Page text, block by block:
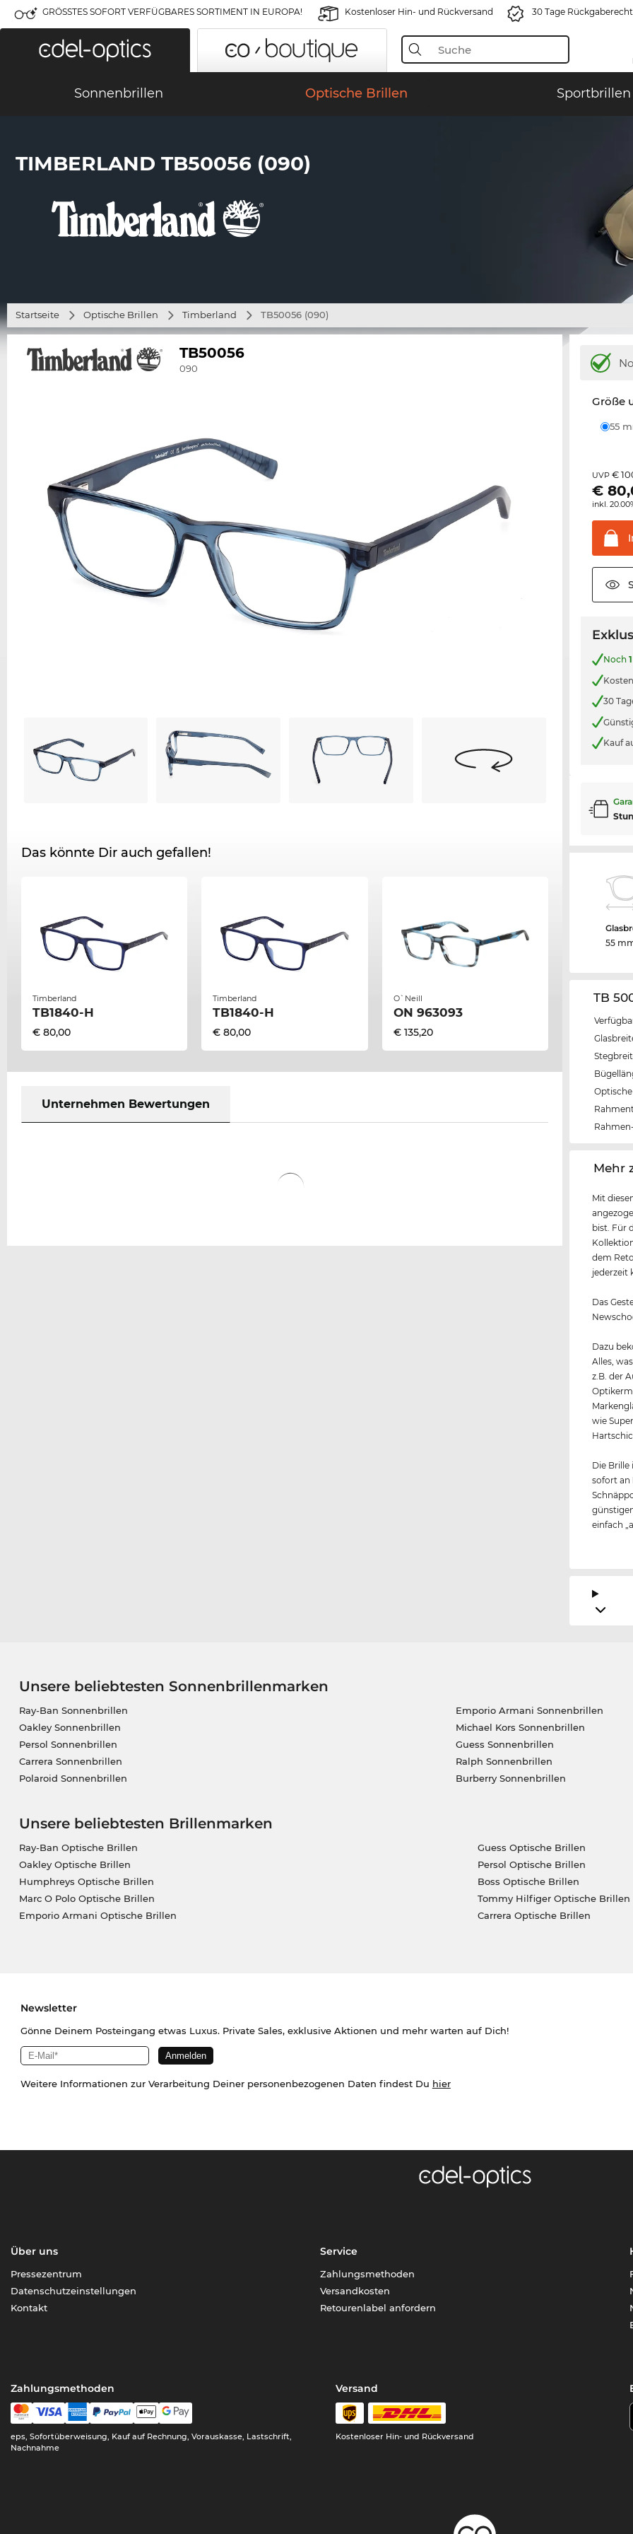
GRÖSSTES SOFORT VERFÜGBARES SORTIMENT IN EUROPA! Kostenloser Hin- und Rückversand 30 Tage Rückgaberecht
Sonnenbrillen Optische Brillen Sportbrillen
TIMBERLAND TB50056 (090)
Startseite Optische Brillen Timberland TB50056 (090)
TB50056
090
Das könnte Dir auch gefallen!
Timberland
TB1840-H
€ 80,00
Timberland
TB1840-H
€ 80,00
O`Neill
ON 963093
€ 135,20
Unternehmen Bewertungen
Größe
55
UVP€
€
inkl.
Noch1
30
Kauf
55
TB
‌Mehr
Mit
bist. Für
dem
jederzeit
Das
Dazu
Alles,
z.B. der
wie
Die Brille
sofort an
einfach
Unsere beliebtesten Sonnenbrillenmarken
Ray-Ban Sonnenbrillen
Oakley Sonnenbrillen
Persol Sonnenbrillen
Carrera Sonnenbrillen
Polaroid Sonnenbrillen
Emporio Armani Sonnenbrillen
Michael Kors Sonnenbrillen
Guess Sonnenbrillen
Ralph Sonnenbrillen
Burberry Sonnenbrillen
Unsere beliebtesten Brillenmarken
Ray-Ban Optische Brillen
Oakley Optische Brillen
Humphreys Optische Brillen
Marc O Polo Optische Brillen
Emporio Armani Optische Brillen
Guess Optische Brillen
Persol Optische Brillen
Boss Optische Brillen
Tommy Hilfiger Optische Brillen
Carrera Optische Brillen
Newsletter
Gönne Deinem Posteingang etwas Luxus. Private Sales, exklusive Aktionen und mehr warten auf Dich!
Weitere Informationen zur Verarbeitung Deiner personenbezogenen Daten findest Du hier
Über uns
Pressezentrum
Datenschutzeinstellungen
Kontakt
Service
Zahlungsmethoden
Versandkosten
Retourenlabel anfordern
Zahlungsmethoden
eps, Sofortüberweisung, Kauf auf Rechnung, Vorauskasse, Lastschrift,
Nachnahme
Versand
Kostenloser Hin- und Rückversand